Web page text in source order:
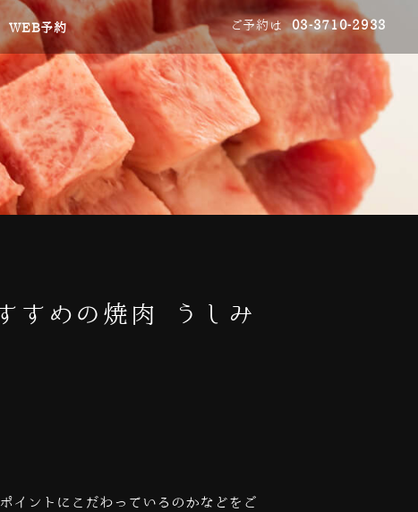
WEB予約 ご予約は 03-3710-2933
すめの焼肉 うしみ
イントにこだわっているのかなどをご